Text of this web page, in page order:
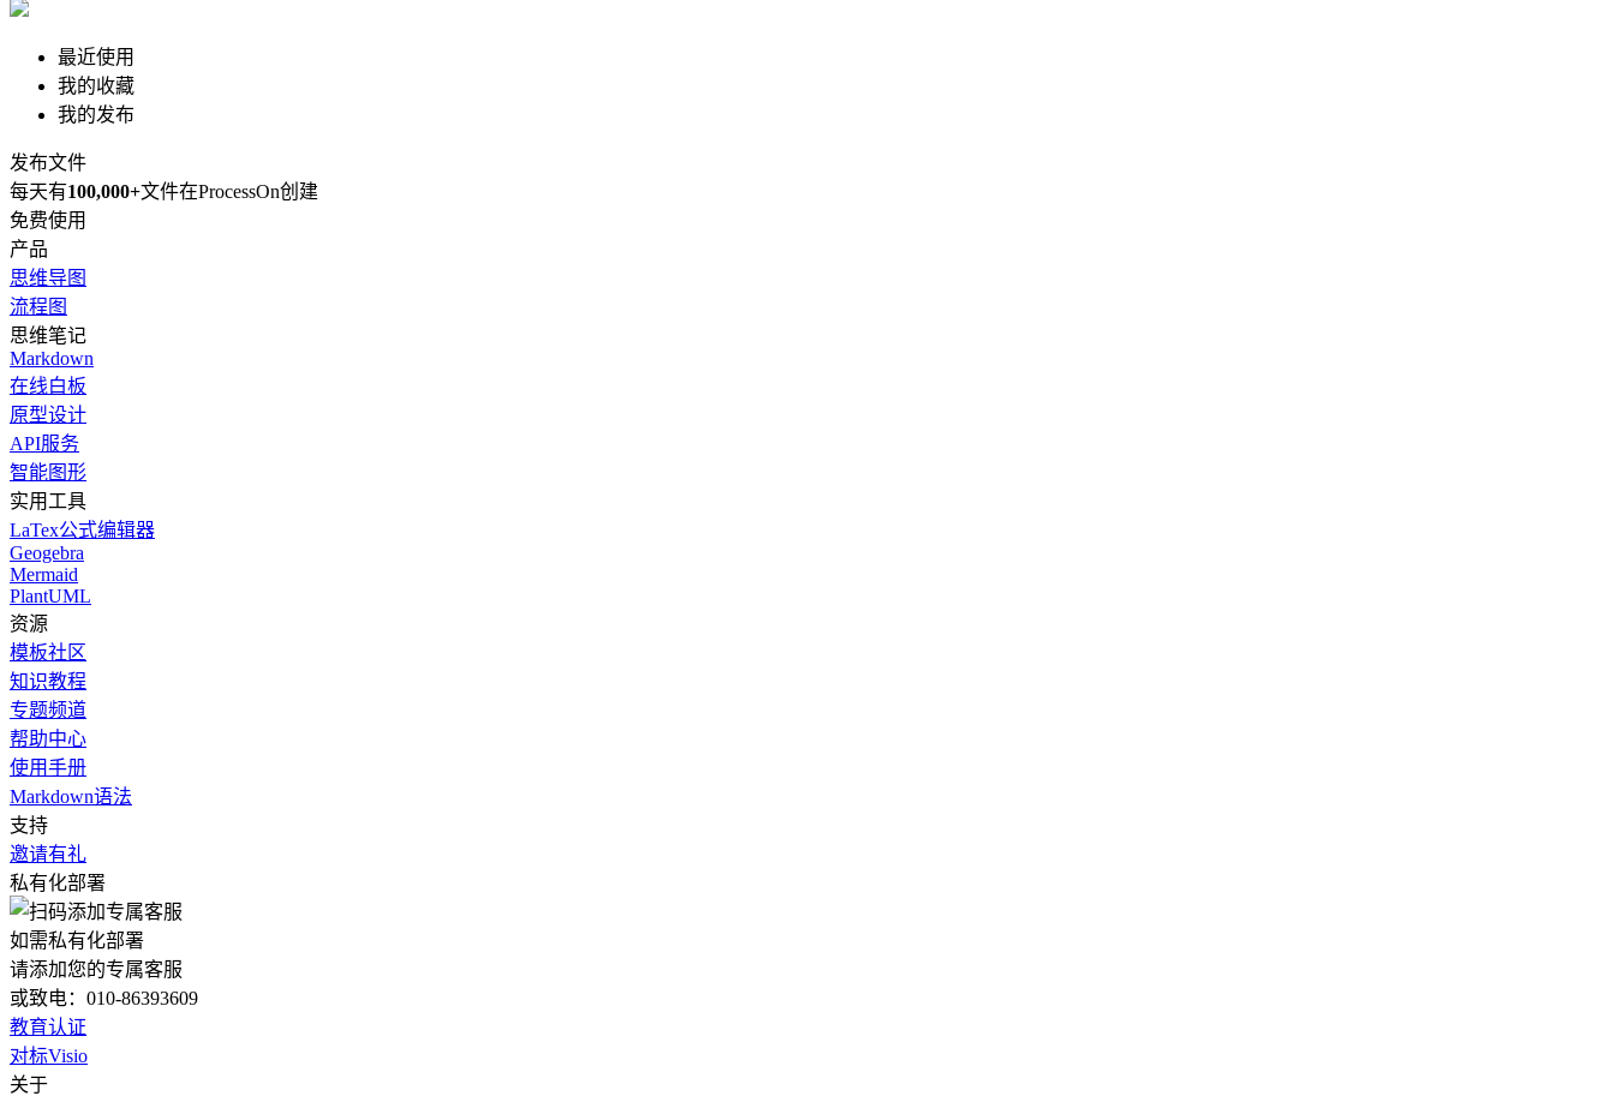
最近使用
我的收藏
我的发布
发布文件
每天有100,000+文件在ProcessOn创建
免费使用
产品
思维导图
流程图
思维笔记
Markdown
在线白板
原型设计
API服务
智能图形
实用工具
LaTex公式编辑器
Geogebra
Mermaid
PlantUML
资源
模板社区
知识教程
专题频道
帮助中心
使用手册
Markdown语法
支持
邀请有礼
私有化部署
如需私有化部署
请添加您的专属客服
或致电：010-86393609
教育认证
对标Visio
关于